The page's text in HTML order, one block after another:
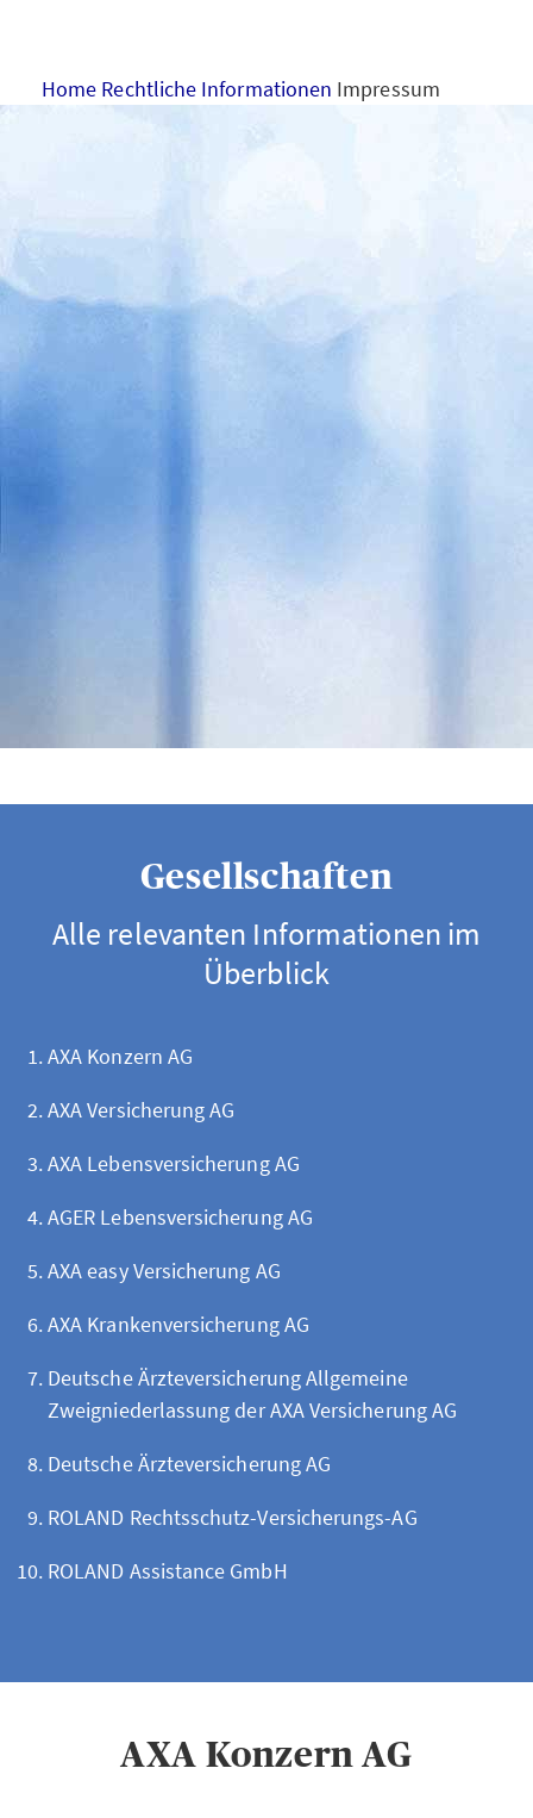
NACHHALTIGKEIT
Home Rechtliche Informationen Impressum
Gesellschaften
Alle relevanten Informationen im
Überblick
AXA Konzern AG
AXA Versicherung AG
AXA Lebensversicherung AG
AGER Lebensversicherung AG
AXA easy Versicherung AG
AXA Krankenversicherung AG
Deutsche Ärzteversicherung Allgemeine
Zweigniederlassung der AXA Versicherung AG
Deutsche Ärzteversicherung AG
ROLAND Rechtsschutz-Versicherungs-AG
ROLAND Assistance GmbH
AXA Konzern AG